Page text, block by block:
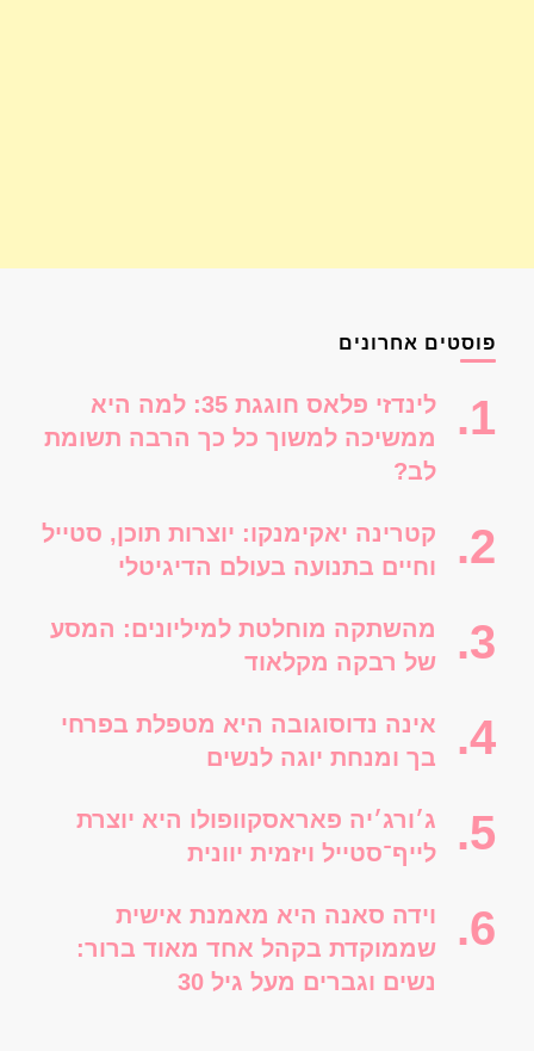
פוסטים אחרונים
לינדזי פלאס חוגגת 35: למה היא
ממשיכה למשוך כל כך הרבה תשומת
לב?
קטרינה יאקימנקו: יוצרות תוכן, סטייל
וחיים בתנועה בעולם הדיגיטלי
מהשתקה מוחלטת למיליונים: המסע
של רבקה מקלאוד
אינה נדוסוגובה היא מטפלת בפרחי
בך ומנחת יוגה לנשים
ג׳ורג׳יה פאראסקוופולו היא יוצרת
לייף־סטייל ויזמית יוונית
וידה סאנה היא מאמנת אישית
שממוקדת בקהל אחד מאוד ברור:
נשים וגברים מעל גיל 30